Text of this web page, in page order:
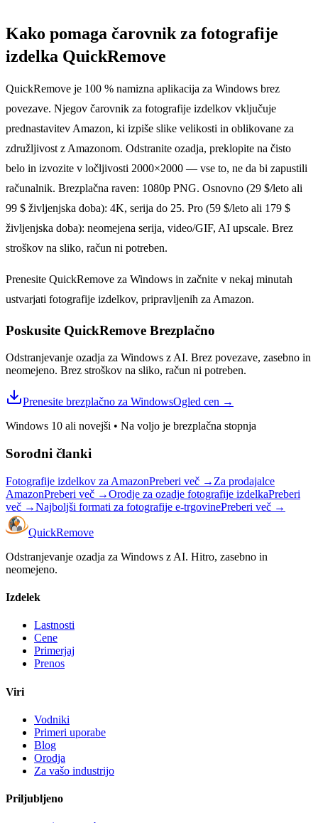
Kako pomaga čarovnik za fotografije
izdelka QuickRemove
QuickRemove je 100 % namizna aplikacija za Windows brez
povezave. Njegov čarovnik za fotografije izdelkov vključuje
prednastavitev Amazon, ki izpiše slike velikosti in oblikovane za
združljivost z Amazonom. Odstranite ozadja, preklopite na čisto
belo in izvozite v ločljivosti 2000×2000 — vse to, ne da bi zapustili
računalnik. Brezplačna raven: 1080p PNG. Osnovno (29 $/leto ali
99 $ življenjska doba): 4K, serija do 25. Pro (59 $/leto ali 179 $
življenjska doba): neomejena serija, video/GIF, AI upscale. Brez
stroškov na sliko, račun ni potreben.
Prenesite QuickRemove za Windows in začnite v nekaj minutah
ustvarjati fotografije izdelkov, pripravljenih za Amazon.
Poskusite QuickRemove Brezplačno
Odstranjevanje ozadja za Windows z AI. Brez povezave, zasebno in
neomejeno. Brez stroškov na sliko, račun ni potreben.
Prenesite brezplačno za WindowsOgled cen →
Windows 10 ali novejši • Na voljo je brezplačna stopnja
Sorodni članki
Fotografije izdelkov za AmazonPreberi več → Za prodajalce
AmazonPreberi več →Orodje za ozadje fotografije izdelkaPreberi
več →Najboljši formati za fotografije e-trgovinePreberi več →
QuickRemove
Odstranjevanje ozadja za Windows z AI. Hitro, zasebno in
neomejeno.
Izdelek
Lastnosti
Cene
Primerjaj
Prenos
Viri
Vodniki
Primeri uporabe
Blog
Orodja
Za vašo industrijo
Priljubljeno